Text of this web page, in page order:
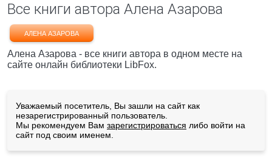
Все книги автора Алена Азарова
АЛЕНА АЗАРОВА
Алена Азарова - все книги автора в одном месте на
сайте онлайн библиотеки LibFox.
Уважаемый посетитель, Вы зашли на сайт как
незарегистрированный пользователь.
Мы рекомендуем Вам зарегистрироваться либо войти на
сайт под своим именем.